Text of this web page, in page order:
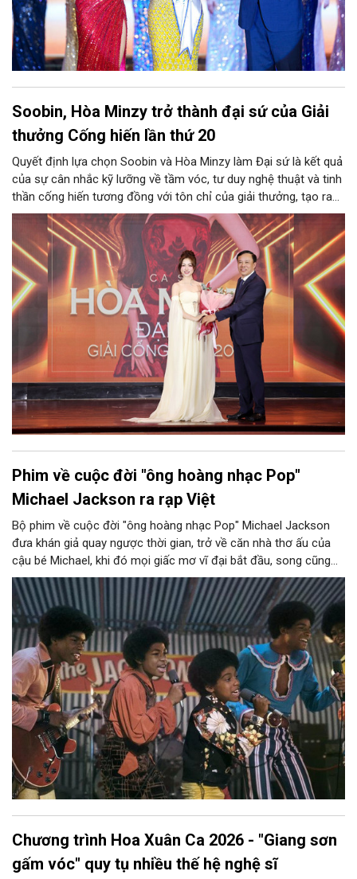
Soobin, Hòa Minzy trở thành đại sứ của Giải
thưởng Cống hiến lần thứ 20
Quyết định lựa chọn Soobin và Hòa Minzy làm Đại sứ là kết quả
của sự cân nhắc kỹ lưỡng về tầm vóc, tư duy nghệ thuật và tinh
thần cống hiến tương đồng với tôn chỉ của giải thưởng, tạo ra
cơ hội tiệm cận với thế hệ khán giả trẻ mà vẫn giữ được chuẩn
mực vốn có.
Phim về cuộc đời "ông hoàng nhạc Pop"
Michael Jackson ra rạp Việt
Bộ phim về cuộc đời "ông hoàng nhạc Pop" Michael Jackson
đưa khán giả quay ngược thời gian, trở về căn nhà thơ ấu của
cậu bé Michael, khi đó mọi giấc mơ vĩ đại bắt đầu, song cũng
chất chứa không ít áp lực và tổn thương. Phim ra rạp Việt từ
ngày 24/4-2026.
Chương trình Hoa Xuân Ca 2026 - "Giang sơn
gấm vóc" quy tụ nhiều thế hệ nghệ sĩ